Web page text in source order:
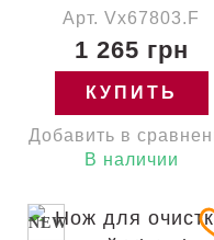
Арт. Vx67803.F
1 265 грн
КУПИТЬ
Добавить в
В наличии
NEW